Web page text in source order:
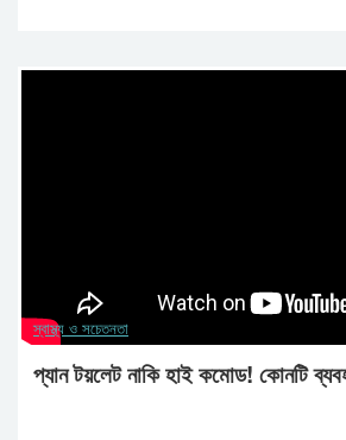
স্বাস্থ্য ও সচেতনতা
প্যান টয়লেট নাকি হাই কমোড! কোনটি